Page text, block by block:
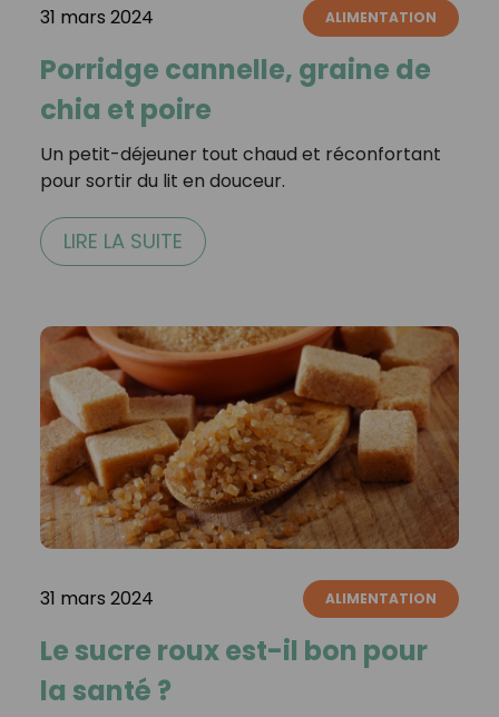
31 mars 2024 ALIMENTATION
Porridge cannelle, graine de
chia et poire
Un petit-déjeuner tout chaud et réconfortant
pour sortir du lit en douceur.
LIRE LA SUITE
31 mars 2024 ALIMENTATION
Le sucre roux est-il bon pour
la santé ?